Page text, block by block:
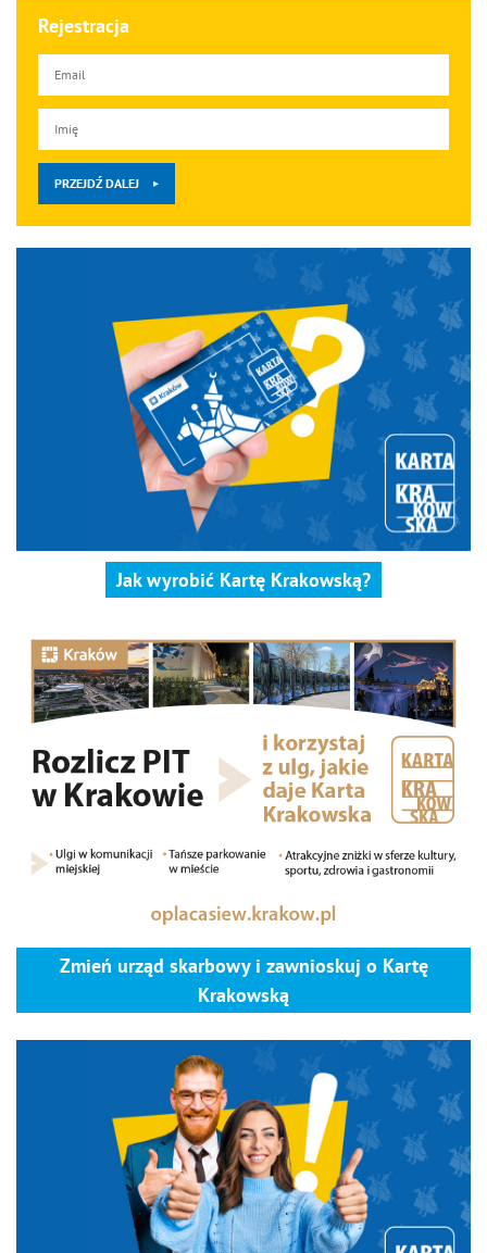
Rejestracja
PRZEJDŹ DALEJ
Jak wyrobić Kartę Krakowską?
Zmień urząd skarbowy i zawnioskuj o Kartę
Krakowską